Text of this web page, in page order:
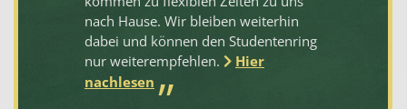
nach Hause. Wir bleiben weiterhin
dabei und können den Studentenring
nur weiterempfehlen.
Hier
nachlesen